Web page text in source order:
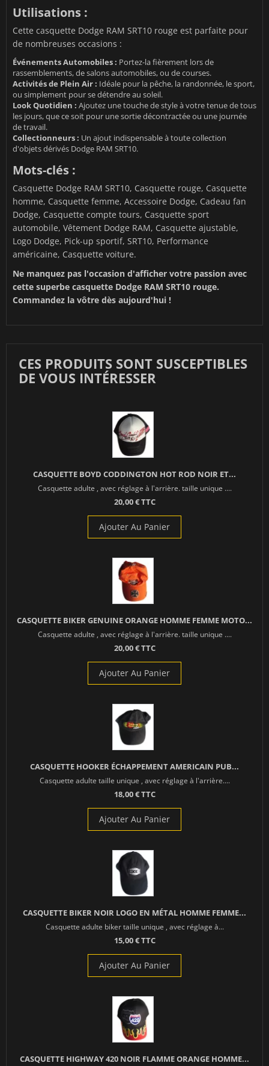
Utilisations :
Cette casquette Dodge RAM SRT10 rouge est parfaite pour
de nombreuses occasions :
Événements Automobiles : Portez-la fièrement lors de
rassemblements, de salons automobiles, ou de courses.
Activités de Plein Air : Idéale pour la pêche, la randonnée, le sport,
ou simplement pour se détendre au soleil.
Look Quotidien : Ajoutez une touche de style à votre tenue de tous
les jours, que ce soit pour une sortie décontractée ou une journée
de travail.
Collectionneurs : Un ajout indispensable à toute collection
d'objets dérivés Dodge RAM SRT10.
Mots-clés :
Casquette Dodge RAM SRT10, Casquette rouge, Casquette
homme, Casquette femme, Accessoire Dodge, Cadeau fan
Dodge, Casquette compte tours, Casquette sport
automobile, Vêtement Dodge RAM, Casquette ajustable,
Logo Dodge, Pick-up sportif, SRT10, Performance
américaine, Casquette voiture.
Ne manquez pas l'occasion d'afficher votre passion avec
cette superbe casquette Dodge RAM SRT10 rouge.
Commandez la vôtre dès aujourd'hui !
CES PRODUITS SONT SUSCEPTIBLES
DE VOUS INTÉRESSER
CASQUETTE BOYD CODDINGTON HOT ROD NOIR ET...
Casquette adulte , avec réglage à l'arrière. taille unique ....
20,00 € TTC
Ajouter Au Panier
CASQUETTE BIKER GENUINE ORANGE HOMME FEMME MOTO...
Casquette adulte , avec réglage à l'arrière. taille unique ....
20,00 € TTC
Ajouter Au Panier
CASQUETTE HOOKER ÉCHAPPEMENT AMERICAIN PUB...
Casquette adulte taille unique , avec réglage à l'arrière....
18,00 € TTC
Ajouter Au Panier
CASQUETTE BIKER NOIR LOGO EN MÉTAL HOMME FEMME...
Casquette adulte biker taille unique , avec réglage à...
15,00 € TTC
Ajouter Au Panier
CASQUETTE HIGHWAY 420 NOIR FLAMME ORANGE HOMME...